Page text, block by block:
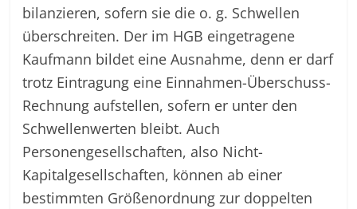
bilanzieren, sofern sie die o. g. Schwellen
überschreiten. Der im HGB eingetragene
Kaufmann bildet eine Ausnahme, denn er darf
trotz Eintragung eine Einnahmen-Überschuss-
Rechnung aufstellen, sofern er unter den
Schwellenwerten bleibt. Auch
Personengesellschaften, also Nicht-
Kapitalgesellschaften, können ab einer
bestimmten Größenordnung zur doppelten